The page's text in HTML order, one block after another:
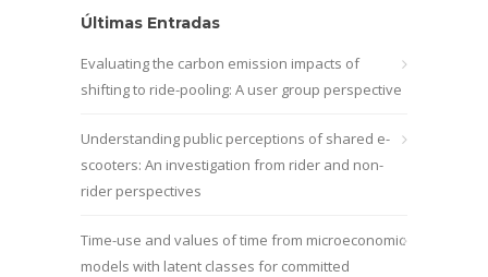
Últimas Entradas
Evaluating the carbon emission impacts of
shifting to ride-pooling: A user group perspective
Understanding public perceptions of shared e-
scooters: An investigation from rider and non-
rider perspectives
Time-use and values of time from microeconomic
models with latent classes for committed